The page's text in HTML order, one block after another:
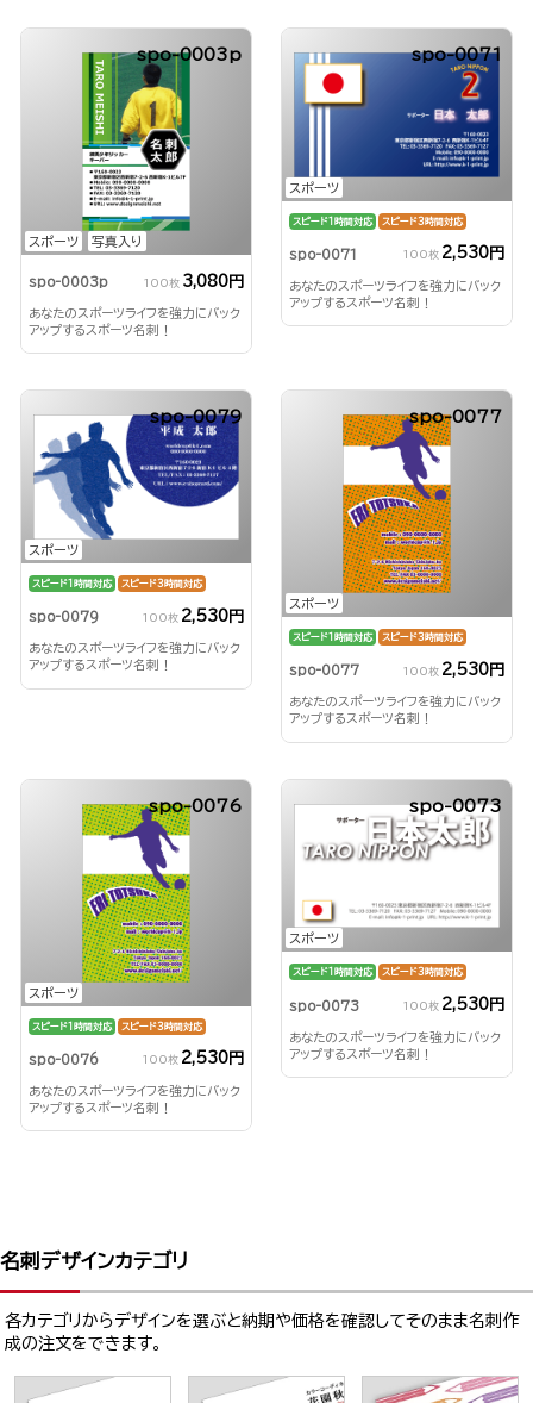
スポーツ 写真入り
spo-0003p
spo-0003p 100枚 3,080円
あなたのスポーツライフを強力にバック
アップするスポーツ名刺！
スポーツ
spo-0071
スピード1時間対応 スピード3時間対応
spo-0071 100枚 2,530円
あなたのスポーツライフを強力にバック
アップするスポーツ名刺！
スポーツ
spo-0079
スピード1時間対応 スピード3時間対応
spo-0079 100枚 2,530円
あなたのスポーツライフを強力にバック
アップするスポーツ名刺！
スポーツ
spo-0077
スピード1時間対応 スピード3時間対応
spo-0077 100枚 2,530円
あなたのスポーツライフを強力にバック
アップするスポーツ名刺！
スポーツ
spo-0076
スピード1時間対応 スピード3時間対応
spo-0076 100枚 2,530円
あなたのスポーツライフを強力にバック
アップするスポーツ名刺！
スポーツ
spo-0073
スピード1時間対応 スピード3時間対応
spo-0073 100枚 2,530円
あなたのスポーツライフを強力にバック
アップするスポーツ名刺！
名刺デザインカテゴリ
各カテゴリからデザインを選ぶと納期や価格を確認してそのまま名刺作
成の注文をできます。